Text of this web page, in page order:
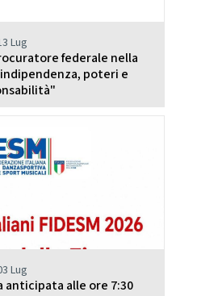
Lug
federale nella
poteri e
Lug
anticipata alle ore 7:30